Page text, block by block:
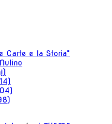
Carte e la Storia"